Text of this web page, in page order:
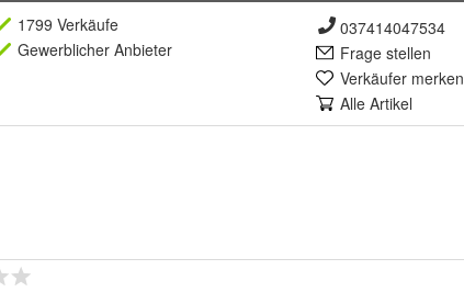
1799 Verkäufe
Gewerblicher Anbieter
037414047534
Frage stellen
Verkäufer merken
Alle Artikel